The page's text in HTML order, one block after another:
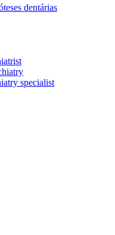
dentárias
specialist